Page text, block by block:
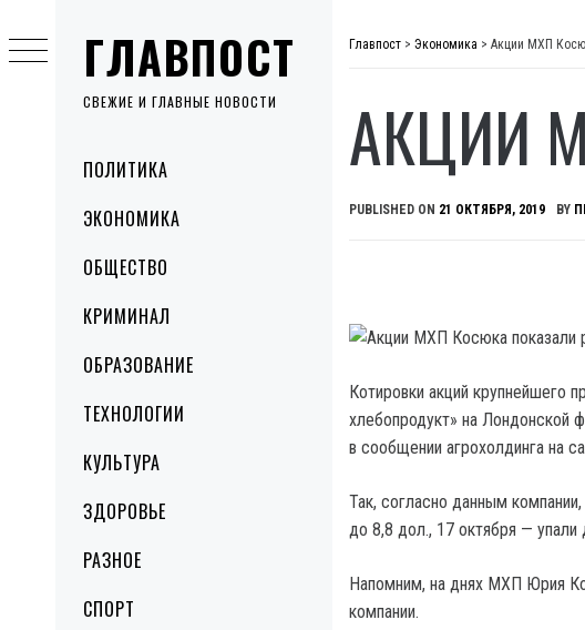
ГЛАВПОСТ
СВЕЖИЕ И ГЛАВНЫЕ НОВОСТИ
MenuПОЛИТИКА
ЭКОНОМИКА
ОБЩЕСТВО
КРИМИНАЛ
ОБРАЗОВАНИЕ
ТЕХНОЛОГИИ
КУЛЬТУРА
ЗДОРОВЬЕ
РАЗНОЕ
СПОРТ
to
content
Главпост > Экономика > Акции МХП
АКЦИИ
PUBLISHED ON 21 ОКТЯБРЯ, 2019 BY
Котировки акций крупнейшего
хлебопродукт» на Лондонской
в сообщении агрохолдинга на
Так, согласно данным
до 8,8 дол., 17 октября — упали
Напомним, на днях МХП Юрия
компании.